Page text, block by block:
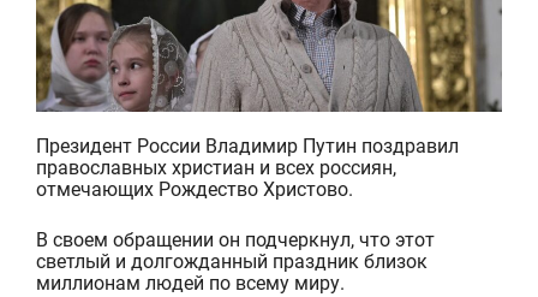
Президент России Владимир Путин поздравил
православных христиан и всех россиян,
отмечающих Рождество Христово.
В своем обращении он подчеркнул, что этот
светлый и долгожданный праздник близок
миллионам людей по всему миру.